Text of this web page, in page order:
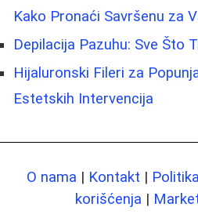
Kako Pronaći Savršenu za
Depilacija Pazuhu: Sve Što
Hijaluronski Fileri za
Estetskih Intervencija
O nama | Kontakt |
korišćenja |